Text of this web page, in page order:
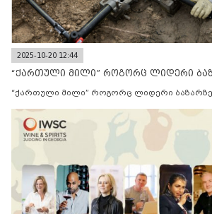
2025-10-20 12:44
“ქართული მილი” როგორც ლიდერი
“ქართული მილი” როგორც ლიდერი ბაზარზე